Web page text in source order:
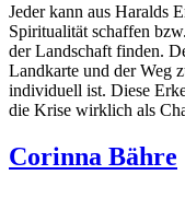
Jeder kann aus Haralds
Spiritualität schaffen
der Landschaft finden.
Landkarte und der Weg
individuell ist. Diese
die Krise wirklich als
Corinna Bähre